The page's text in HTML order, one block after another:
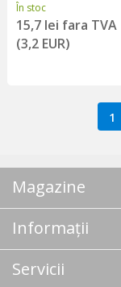
În stoc
15,7 lei fara TVA
(3,2 EUR)
1
Magazine
Informații
Servicii